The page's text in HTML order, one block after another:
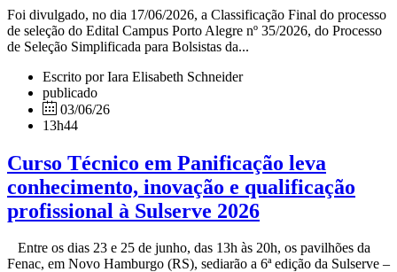
Foi divulgado, no dia 17/06/2026, a Classificação Final do processo
de seleção do Edital Campus Porto Alegre nº 35/2026, do Processo
de Seleção Simplificada para Bolsistas da...
Escrito por Iara Elisabeth Schneider
publicado
03/06/26
13h44
Curso Técnico em Panificação leva
conhecimento, inovação e qualificação
profissional à Sulserve 2026
Entre os dias 23 e 25 de junho, das 13h às 20h, os pavilhões da
Fenac, em Novo Hamburgo (RS), sediarão a 6ª edição da Sulserve –